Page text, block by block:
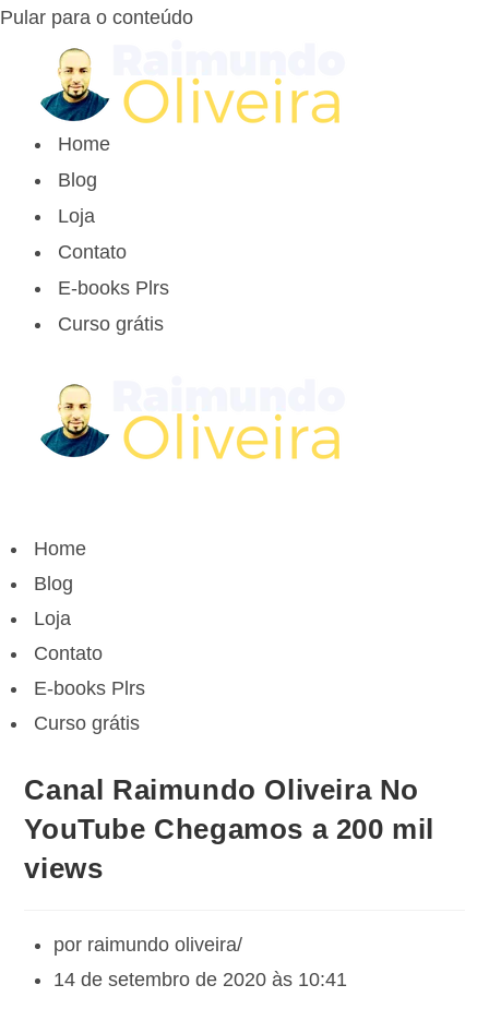
Pular para o conteúdo
Home
Blog
Loja
Contato
E-books Plrs
Curso grátis
navegação
de
navegação
Home
Blog
Loja
Contato
E-books Plrs
Curso grátis
Canal Raimundo Oliveira No
YouTube Chegamos a 200 mil
views
por raimundo oliveira
14 de setembro de 2020 às 10:41